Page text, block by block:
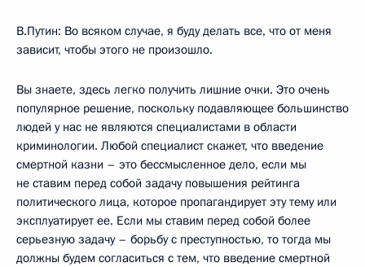
В.Путин: Во всяком случае, я буду делать все, что от меня
зависит, чтобы этого не произошло.
Вы знаете, здесь легко получить лишние очки. Это очень
популярное решение, поскольку подавляющее большинство
людей у нас не являются специалистами в области
криминологии. Любой специалист скажет, что введение
смертной казни – это бессмысленное дело, если мы
не ставим перед собой задачу повышения рейтинга
политического лица, которое пропагандирует эту тему или
эксплуатирует ее. Если мы ставим перед собой более
серьезную задачу – борьбу с преступностью, то тогда мы
должны будем согласиться с тем, что введение смертной